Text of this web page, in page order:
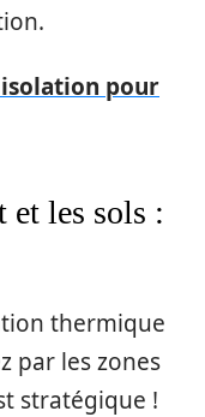
pour
et les sols :
thermique
par les zones
stratégique !